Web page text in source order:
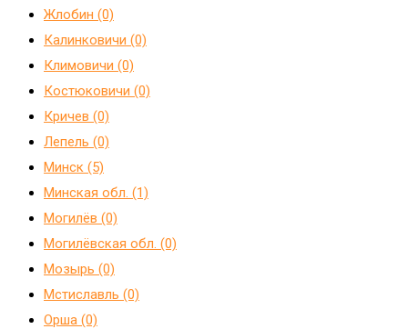
Жлобин (0)
Калинковичи (0)
Климовичи (0)
Костюковичи (0)
Кричев (0)
Лепель (0)
Минск (5)
Минская обл. (1)
Могилёв (0)
Могилёвская обл. (0)
Мозырь (0)
Мстиславль (0)
Орша (0)